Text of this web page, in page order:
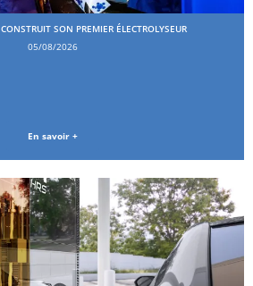
SON PREMIER ÉLECTROLYSEUR
05/08/2026
En savoir +